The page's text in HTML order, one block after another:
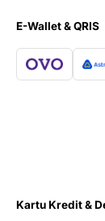
E-Wallet & QRIS
Kartu Kredit &